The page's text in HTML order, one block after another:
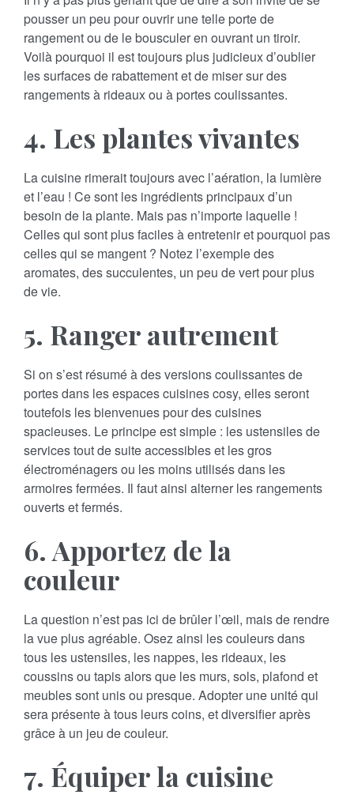
pousser un peu pour ouvrir une telle porte de
rangement ou de le bousculer en ouvrant un tiroir.
Voilà pourquoi il est toujours plus judicieux d’oublier
les surfaces de rabattement et de miser sur des
rangements à rideaux ou à portes coulissantes.
4. Les plantes vivantes
La cuisine rimerait toujours avec l’aération, la lumière
et l’eau ! Ce sont les ingrédients principaux d’un
besoin de la plante. Mais pas n’importe laquelle !
Celles qui sont plus faciles à entretenir et pourquoi pas
celles qui se mangent ? Notez l’exemple des
aromates, des succulentes, un peu de vert pour plus
de vie.
5. Ranger autrement
Si on s’est résumé à des versions coulissantes de
portes dans les espaces cuisines cosy, elles seront
toutefois les bienvenues pour des cuisines
spacieuses. Le principe est simple : les ustensiles de
services tout de suite accessibles et les gros
électroménagers ou les moins utilisés dans les
armoires fermées. Il faut ainsi alterner les rangements
ouverts et fermés.
6. Apportez de la
couleur
La question n’est pas ici de brûler l’œil, mais de rendre
la vue plus agréable. Osez ainsi les couleurs dans
tous les ustensiles, les nappes, les rideaux, les
coussins ou tapis alors que les murs, sols, plafond et
meubles sont unis ou presque. Adopter une unité qui
sera présente à tous leurs coins, et diversifier après
grâce à un jeu de couleur.
7. Équiper la cuisine